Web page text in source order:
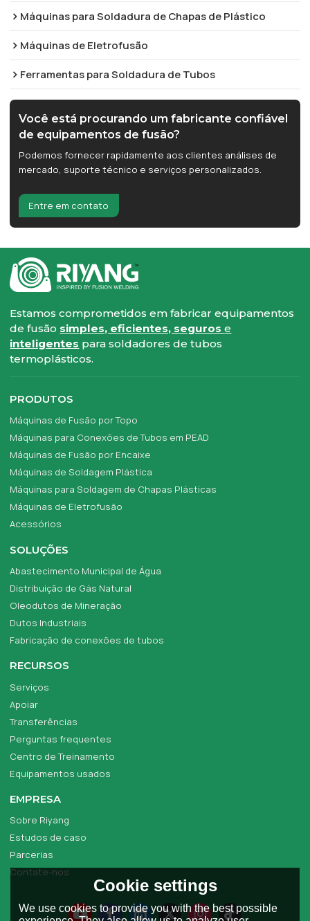
Máquinas para Soldadura de Chapas de Plástico
Máquinas de Eletrofusão
Ferramentas para Soldadura de Tubos
Você está procurando um fabricante confiável
de equipamentos de fusão?
Podemos fornecer rapidamente aos clientes análises de
mercado, suporte técnico e serviços personalizados.
Entre em contato
Estamos comprometidos em fabricar equipamentos
de fusão simples, eficientes, segurose
inteligentes para soldadores de tubos
termoplásticos.
PRODUTOS
Máquinas de Fusão por Topo
Máquinas para Conexões de Tubos em PEAD
Máquinas de Fusão por Encaixe
Máquinas de Soldagem Plástica
Máquinas para Soldagem de Chapas Plásticas
Máquinas de Eletrofusão
Acessórios
SOLUÇÕES
Abastecimento Municipal de Água
Distribuição de Gás Natural
Oleodutos de Mineração
Dutos Industriais
Fabricação de conexões de tubos
RECURSOS
Serviços
Apoiar
Transferências
Perguntas frequentes
Centro de Treinamento
Equipamentos usados
EMPRESA
Sobre Riyang
Estudos de caso
Parcerias
Contate-nos
Cookie settings
We use cookies to provide you with the best possible